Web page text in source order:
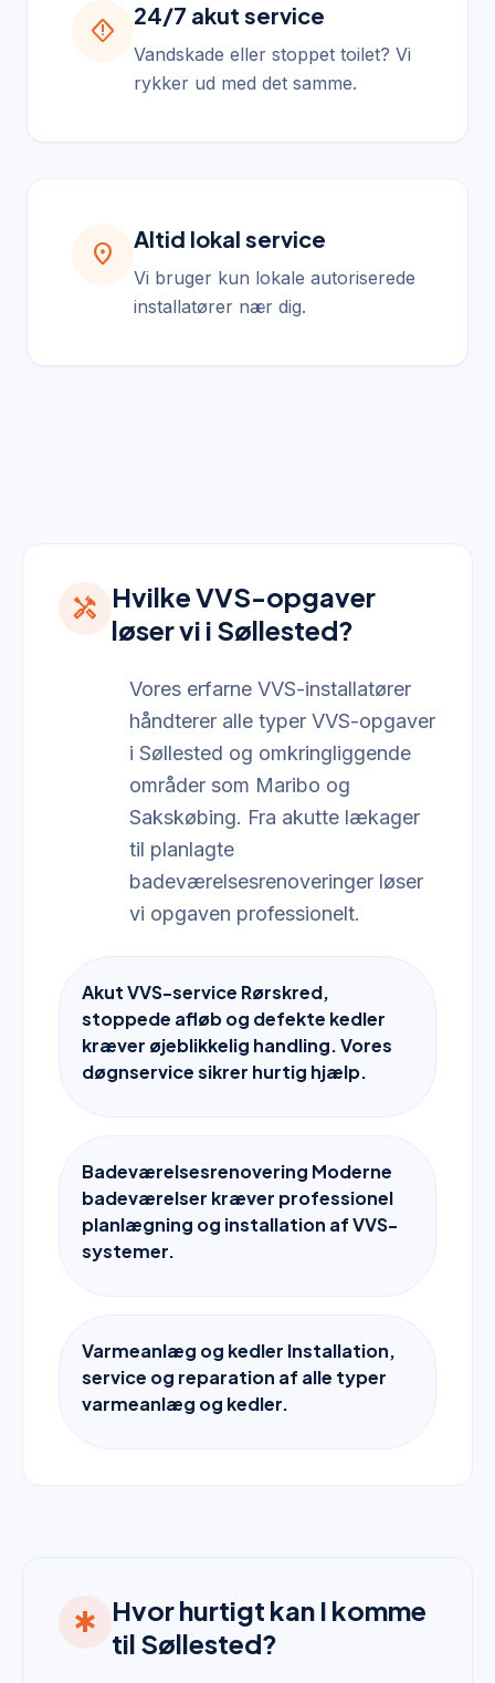
emergency_home
24/7 akut service
Vandskade eller stoppet toilet? Vi
rykker ud med det samme.
location_on
Altid lokal service
Vi bruger kun lokale autoriserede
installatører nær dig.
handyman Hvilke VVS-opgaver
løser vi i Søllested?
Vores erfarne VVS-installatører
håndterer alle typer VVS-opgaver
i Søllested og omkringliggende
områder som Maribo og
Sakskøbing. Fra akutte lækager
til planlagte
badeværelsesrenoveringer løser
vi opgaven professionelt.
Akut VVS-service Rørskred,
stoppede afløb og defekte kedler
kræver øjeblikkelig handling. Vores
døgnservice sikrer hurtig hjælp.
Badeværelsesrenovering Moderne
badeværelser kræver professionel
planlægning og installation af VVS-
systemer.
Varmeanlæg og kedler Installation,
service og reparation af alle typer
varmeanlæg og kedler.
emergency
Hvor hurtigt kan I komme
til Søllested?